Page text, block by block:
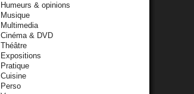
Humeurs & opinions
Musique
Multimedia
Cinéma & DVD
Théâtre
Expositions
Pratique
Cuisine
Perso